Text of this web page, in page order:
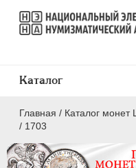
Главная / Каталог монет
/ 1703
Каталог